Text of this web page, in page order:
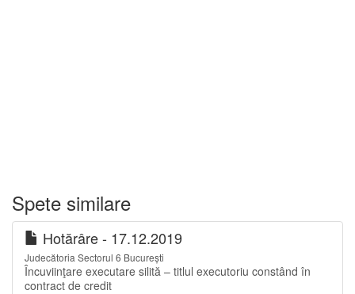
Spete similare
Hotărâre - 17.12.2019
Judecătoria Sectorul 6 București
Încuviinţare executare silită – titlul executoriu constând în
contract de credit